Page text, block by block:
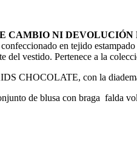
CAMBIO NI
en tejido estampado
del vestido. Pertenece a la
CHOCOLATE, con la
de blusa con braga falda